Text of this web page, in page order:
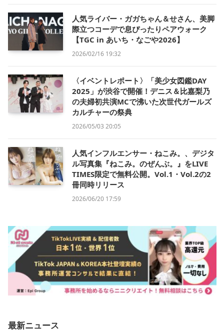
人気ライバー・ガガちゃん＆せさん、美脚
際立つコーデで息ぴったりペアウォーク
【TGC in あいち・なごや2026】
2026/02/16 19:32
〈イベントレポート〉「美少女図鑑DAY
2025」が渋谷で開催！デニス＆比嘉梨乃
の夫婦初共演MCで沸いた次世代ガールズ
カルチャーの祭典
2026/05/03 20:05
人気インフルエンサー・ねこみ。、デジタ
ル写真集『ねこみ。のぜんぶ。』をLIVE
TIMES限定で無料公開。Vol.1・Vol.2の2
冊同時リリース
2026/06/20 17:59
最新ニュース